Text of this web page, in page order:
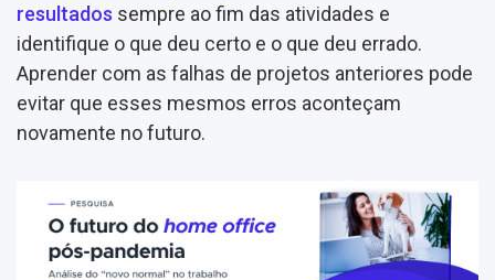
resultados sempre ao fim das atividades e
identifique o que deu certo e o que deu errado.
Aprender com as falhas de projetos anteriores pode
evitar que esses mesmos erros aconteçam
novamente no futuro.